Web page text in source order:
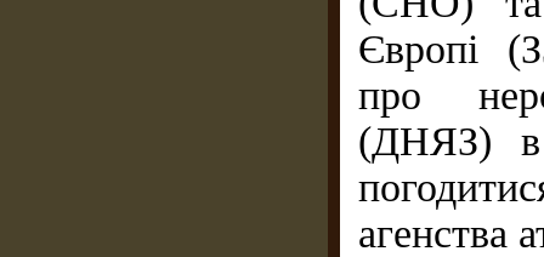
Європі
про
(ДНЯЗ) в
агенства